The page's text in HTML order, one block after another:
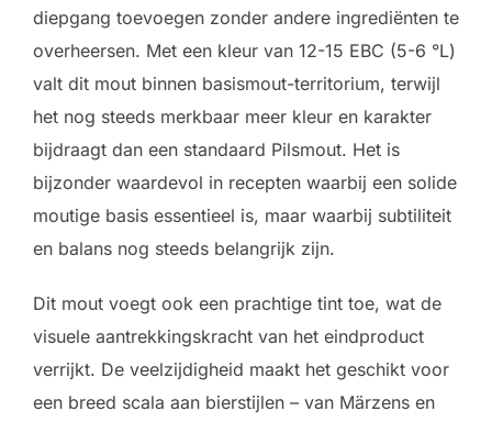
diepgang toevoegen zonder andere ingrediënten te
overheersen. Met een kleur van 12-15 EBC (5-6 °L)
valt dit mout binnen basismout-territorium, terwijl
het nog steeds merkbaar meer kleur en karakter
bijdraagt dan een standaard Pilsmout. Het is
bijzonder waardevol in recepten waarbij een solide
moutige basis essentieel is, maar waarbij subtiliteit
en balans nog steeds belangrijk zijn.
Dit mout voegt ook een prachtige tint toe, wat de
visuele aantrekkingskracht van het eindproduct
verrijkt. De veelzijdigheid maakt het geschikt voor
een breed scala aan bierstijlen – van Märzens en